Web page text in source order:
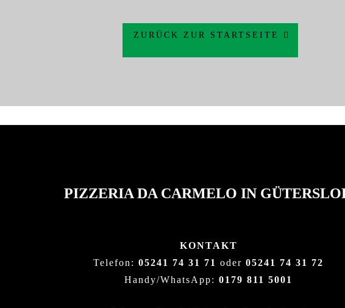
ZURÜCK ZUR STARTSEITE
PIZZERIA DA CARMELO IN
KONTAKT
Telefon: 05241 74 31 71 oder 05241 74 31 72
Handy/WhatsApp: 0179 811 5001